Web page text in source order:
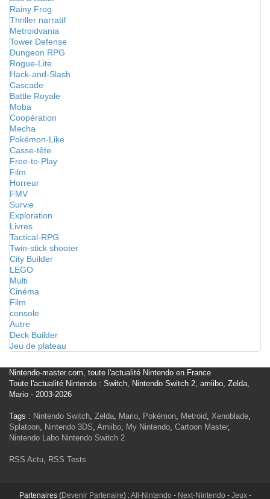
Rainy Frog
Thriller narratif
Metroidvania
Tower Defense
Dungeon RPG
Rogue-Lite
Hack-and-Slash
Cascade
Battle Royale
Moba
Coopération
Mecha
Pokémon-Like
Casse-tête
Free-to-Play
Film
Horreur
FMV
Survie
Exploration
Livres
Tactical-RPG
Twin-stick shooter
City Builder
LEGO
Multi
Cinéma
Film
console
Autre
Deck Builder
Jeu de plateau
Nintendo-master.com, toute l'actualité Nintendo en France
Toute l'actualité Nintendo : Switch, Nintendo Switch 2, amiibo, Zelda,
Mario - 2003-2026
Tags : Nintendo Switch, Zelda, Mario, Pokémon, Metroid, Xenoblade,
Splatoon, Nintendo 3DS, Amiibo, My Nintendo, Cartoon Master,
Nintendo Labo Nintendo Switch 2
RSS Actu, RSS Tests
Partenaires (Devenir Partenaire) :All-Nintendo - Next-Nintendo - Jeux-